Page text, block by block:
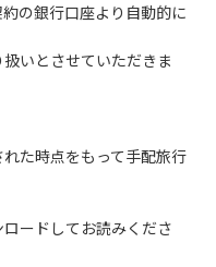
の銀行口座より自動的に
いとさせていただきま
た時点をもって手配旅行
ードしてお読みくださ